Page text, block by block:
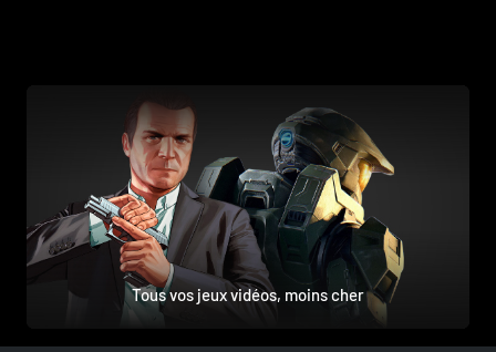
Tous vos jeux vidéos, moins cher